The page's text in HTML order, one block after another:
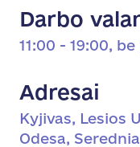
Darbo
11:00 - 19:00,
Adresai
Kyjivas, Lesios
Odesa, Serednia